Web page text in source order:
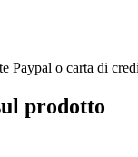
Paypal o carta di
prodotto